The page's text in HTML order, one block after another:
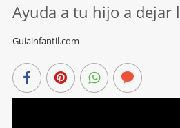
Ayuda a tu hijo a dejar
Guiainfantil.com